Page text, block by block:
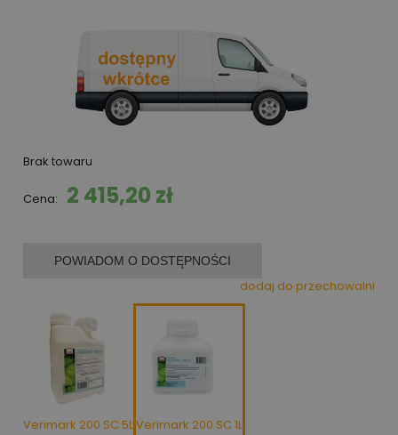
Brak towaru
Cena: 2 415,20 zł
Verimark 200 SC 5LVerimark 200 SC 1L
POWIADOM O DOSTĘPNOŚCI
dodaj do przechowalni